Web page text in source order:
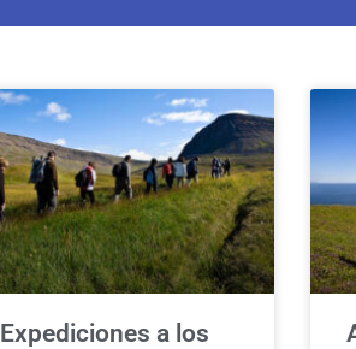
Expediciones a los